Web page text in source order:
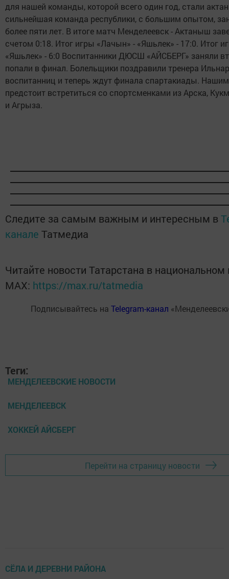
для нашей команды, которой всего один год, стали
сильнейшая команда республики, с большим опытом,
более пяти лет. В итоге матч Менделеевск - Актаныш
счетом 0:18. Итог игры «Лачын» - «Яшьлек» - 17:0. Итог
«Яшьлек» - 6:0 Воспитанники ДЮСШ «АЙСБЕРГ» заняли
попали в финал. Болельщики поздравили тренера
воспитанниц и теперь ждут финала спартакиады.
предстоит встретиться со спортсменками из Арска,
и Агрыза.
Следите за самым важным и интересным в
канале Татмедиа
Читайте новости Татарстана в
MАХ: https://max.ru/tatmedia
Подписывайтесь на Telegram-канал
Теги:
МЕНДЕЛЕЕВСКИЕ НОВОСТИ
МЕНДЕЛЕЕВСК
ХОККЕЙ АЙСБЕРГ
Перейти на страницу новости
СЁЛА И ДЕРЕВНИ РАЙОНА